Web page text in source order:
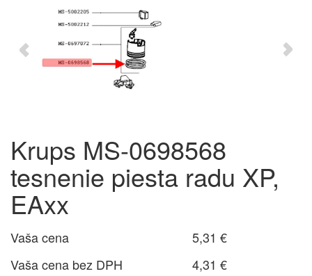
Krups MS-0698568
tesnenie piesta radu XP,
EAxx
Vaša cena
5,31 €
Vaša cena bez DPH
4,31 €